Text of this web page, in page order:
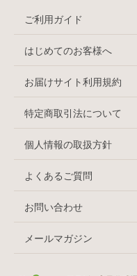
ご利用ガイド
はじめてのお客様へ
お届けサイト利用規約
特定商取引法について
個人情報の取扱方針
よくあるご質問
お問い合わせ
メールマガジン